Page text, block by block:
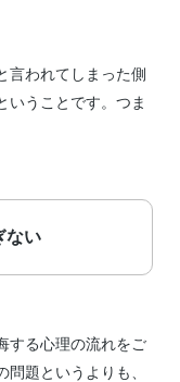
言われてしまった側
いうことです。つま
ない
する心理の流れをご
題というよりも、